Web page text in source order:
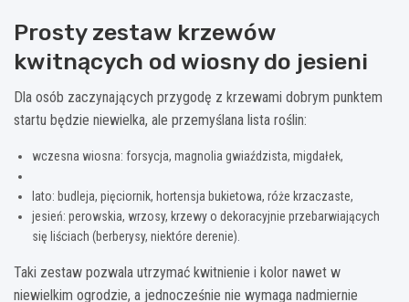
Prosty zestaw krzewów
kwitnących od wiosny do jesieni
Dla osób zaczynających przygodę z krzewami dobrym punktem
startu będzie niewielka, ale przemyślana lista roślin:
wczesna wiosna: forsycja, magnolia gwiaździsta, migdałek,
lato: budleja, pięciornik, hortensja bukietowa, róże krzaczaste,
jesień: perowskia, wrzosy, krzewy o dekoracyjnie przebarwiających
się liściach (berberysy, niektóre derenie).
Taki zestaw pozwala utrzymać kwitnienie i kolor nawet w
niewielkim ogrodzie, a jednocześnie nie wymaga nadmiernie